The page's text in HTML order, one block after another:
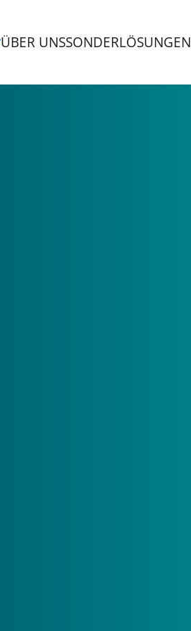
ÜBER UNSSONDERLÖSUNGEN